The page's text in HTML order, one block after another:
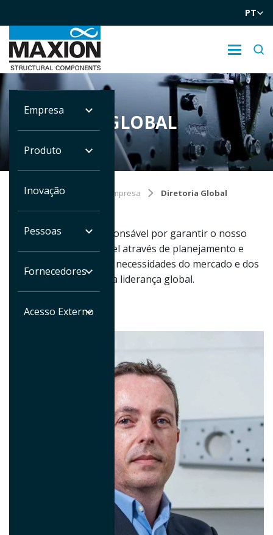
PT
Empresa
Produto
Inovação
Pessoas
Fornecedores
Acesso Externo
DIRETORIA GLOBAL
Você está em: Empresa Diretoria Global
Nossa liderança é responsável por garantir o nosso
crescimento sustentável através de planejamento e
estratégia focados nas necessidades do mercado e dos
clientes. Conheça nossa liderança global.